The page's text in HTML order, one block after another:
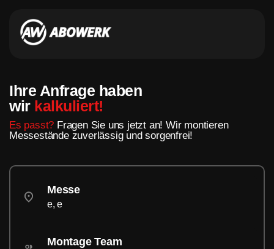
Ihre Anfrage haben
wir kalkuliert!
Es passt? Fragen Sie uns jetzt an! Wir montieren
Messestände zuverlässig und sorgenfrei!
Messe
e, e
Montage Team